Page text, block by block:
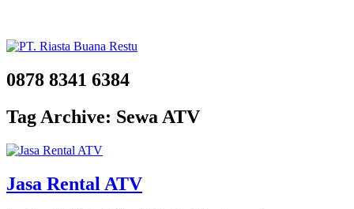
0878 8341 6384
Tag Archive: Sewa ATV
Jasa Rental ATV